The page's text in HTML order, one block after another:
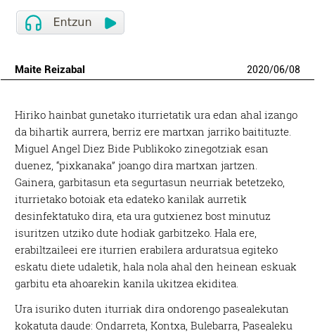
Maite Reizabal 2020/06/08
Hiriko hainbat gunetako iturrietatik ura edan ahal izango
da bihartik aurrera, berriz ere martxan jarriko baitituzte.
Miguel Angel Diez Bide Publikoko zinegotziak esan
duenez, “pixkanaka” joango dira martxan jartzen.
Gainera, garbitasun eta segurtasun neurriak betetzeko,
iturrietako botoiak eta edateko kanilak aurretik
desinfektatuko dira, eta ura gutxienez bost minutuz
isuritzen utziko dute hodiak garbitzeko. Hala ere,
erabiltzaileei ere iturrien erabilera arduratsua egiteko
eskatu diete udaletik, hala nola ahal den heinean eskuak
garbitu eta ahoarekin kanila ukitzea ekiditea.
Ura isuriko duten iturriak dira ondorengo pasealekutan
kokatuta daude: Ondarreta, Kontxa, Bulebarra, Pasealeku